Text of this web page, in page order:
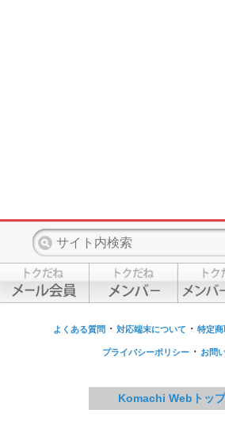
よくある質問 ・ 対応端末について ・ 特定
プライバシーポリシー ・ お問
Komachi Webトッ